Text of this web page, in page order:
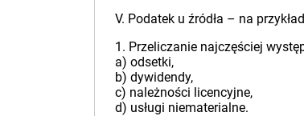
V. Podatek u źródła – na
1. Przeliczanie najczęściej
a) odsetki,
b) dywidendy,
c) należności licencyjne,
d) usługi niematerialne.